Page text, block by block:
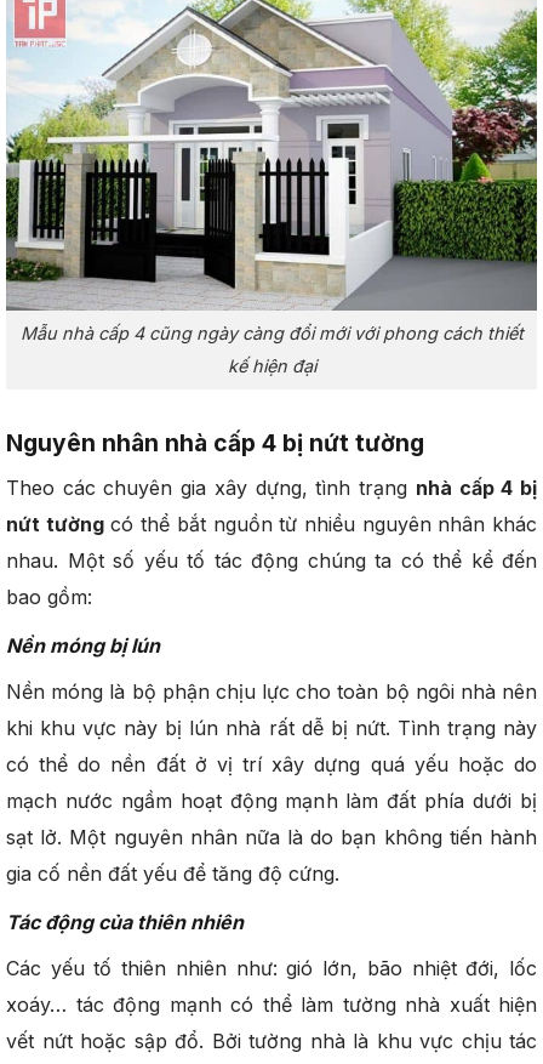
Mẫu nhà cấp 4 cũng ngày càng đổi mới với phong cách thiết
kế hiện đại
Nguyên nhân nhà cấp 4 bị nứt tường
Theo các chuyên gia xây dựng, tình trạng nhà cấp 4 bị
nứt tườngcó thể bắt nguồn từ nhiều nguyên nhân khác
nhau. Một số yếu tố tác động chúng ta có thể kể đến
bao gồm:
Nền móng bị lún
Nền móng là bộ phận chịu lực cho toàn bộ ngôi nhà nên
khi khu vực này bị lún nhà rất dễ bị nứt. Tình trạng này
có thể do nền đất ở vị trí xây dựng quá yếu hoặc do
mạch nước ngầm hoạt động mạnh làm đất phía dưới bị
sạt lở. Một nguyên nhân nữa là do bạn không tiến hành
gia cố nền đất yếu để tăng độ cứng.
Tác động của thiên nhiên
Các yếu tố thiên nhiên như: gió lớn, bão nhiệt đới, lốc
xoáy… tác động mạnh có thể làm tường nhà xuất hiện
vết nứt hoặc sập đổ. Bởi tường nhà là khu vực chịu tác